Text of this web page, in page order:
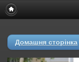
Домашня сторінка